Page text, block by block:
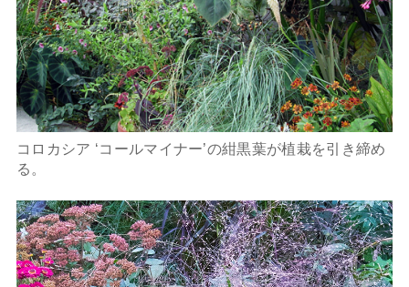
コロカシア ‘コールマイナー’の紺黒葉が植栽を引き締め
る。